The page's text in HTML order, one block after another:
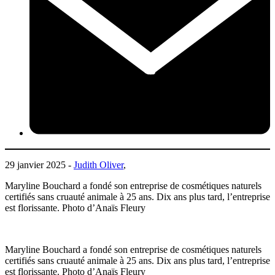
29 janvier 2025 - Judith Oliver,
Maryline Bouchard a fondé son entreprise de cosmétiques naturels
certifiés sans cruauté animale à 25 ans. Dix ans plus tard, l’entreprise
est florissante. Photo d’Anaïs Fleury
Maryline Bouchard a fondé son entreprise de cosmétiques naturels
certifiés sans cruauté animale à 25 ans. Dix ans plus tard, l’entreprise
est florissante. Photo d’Anaïs Fleury